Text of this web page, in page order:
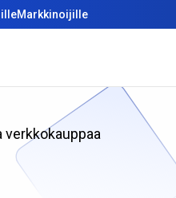
Markkinoijille
verkkokauppaa